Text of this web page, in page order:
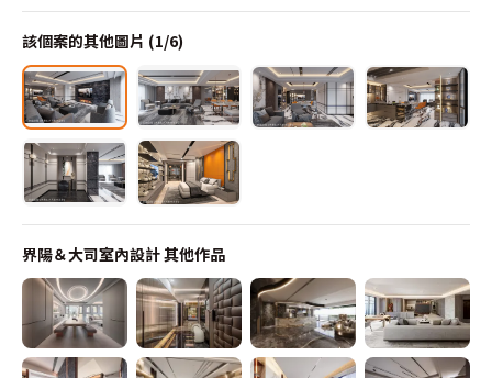
該個案的其他圖片 (1/6)
界陽＆大司室內設計其他作品